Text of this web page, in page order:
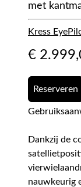
met
Kress
€
Reserveren
Dankzij de
nauwkeurig